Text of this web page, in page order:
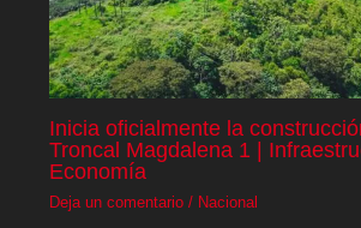
Inicia oficialmente la
Troncal Magdalena 1 |
Economía
Deja un comentario / Nacional